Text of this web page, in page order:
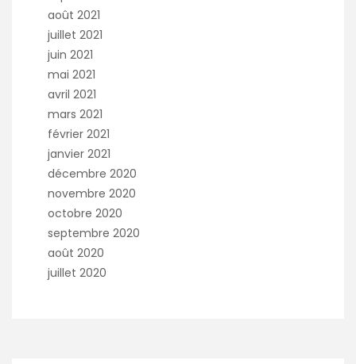
août 2021
juillet 2021
juin 2021
mai 2021
avril 2021
mars 2021
février 2021
janvier 2021
décembre 2020
novembre 2020
octobre 2020
septembre 2020
août 2020
juillet 2020